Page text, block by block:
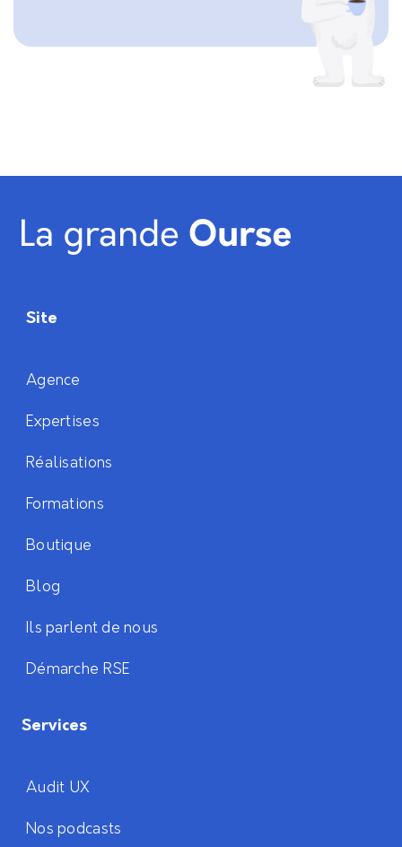
Site
Agence
Expertises
Réalisations
Formations
Boutique
Blog
Ils parlent de nous
Démarche RSE
Services
Audit UX
Nos podcasts